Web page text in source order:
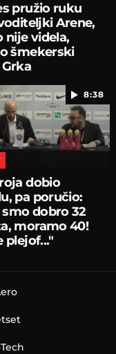
pružio ruku
Arene,
nije videla,
šmekerski
8:38
dobio
pa poručio:
smo dobro 32
moramo 40!
plejof..."